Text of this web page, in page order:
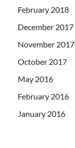
February 2018
December 2017
November 2017
October 2017
May 2016
February 2016
January 2016